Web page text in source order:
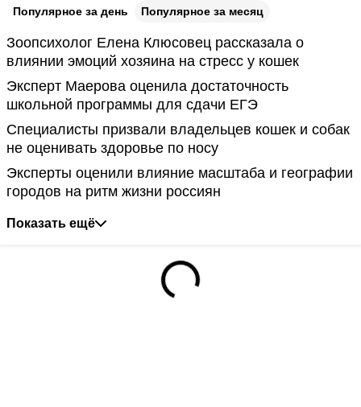
Популярное за день Популярное за месяц
Зоопсихолог Елена Клюсовец рассказала о
влиянии эмоций хозяина на стресс у кошек
Эксперт Маерова оценила достаточность
школьной программы для сдачи ЕГЭ
Специалисты призвали владельцев кошек и собак
не оценивать здоровье по носу
Эксперты оценили влияние масштаба и географии
городов на ритм жизни россиян
Показать ещё